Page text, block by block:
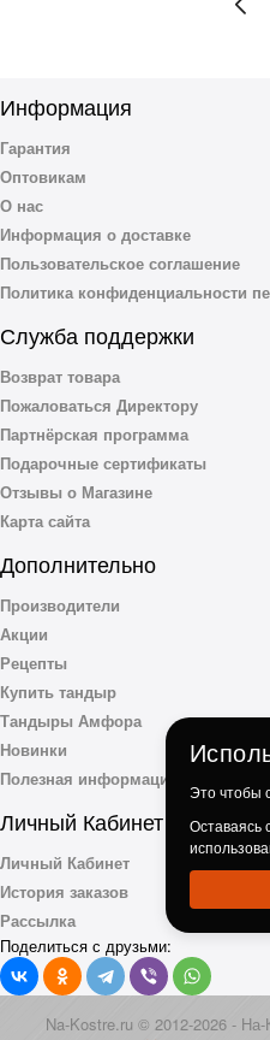
Информация
Гарантия
Оптовикам
О нас
Информация о доставке
Пользовательское соглашение
Политика конфиденциальности
Служба поддержки
Возврат товара
Пожаловаться Директору
Партнёрская программа
Подарочные сертификаты
Отзывы о Магазине
Карта сайта
Дополнительно
Производители
Акции
Рецепты
Купить тандыр
Тандыры Амфора
Новинки
Полезная информация
Личный Кабинет
Личный Кабинет
История заказов
Рассылка
Поделиться с друзьми:
Na-Kostre.ru © 2012-2026 -
Это чтобы
Оставаясь